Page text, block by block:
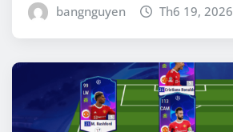
bangnguyen Th6 19, 2026